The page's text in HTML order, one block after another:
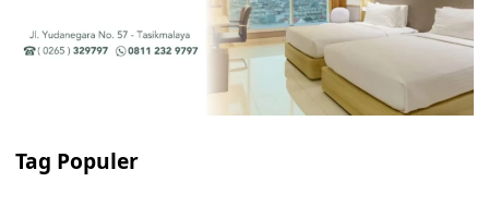
Tag Populer